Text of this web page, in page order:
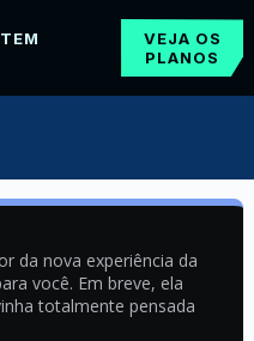
VEJA OS
PLANOS
da nova experiência da
você. Em breve, ela
totalmente pensada